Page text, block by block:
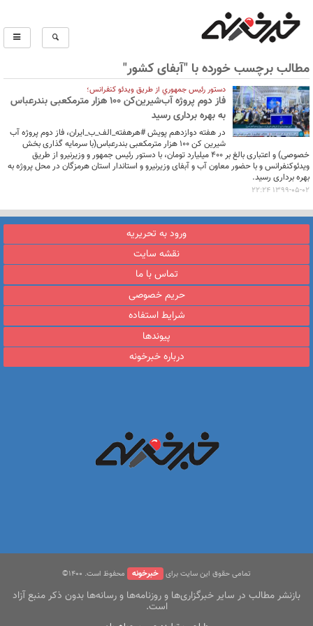
مطالب برچسب خورده با "آبفای کشور"
دستور رئيس جمهوري از طریق ویدئو کنفرانس؛
فاز دوم پروژه آب‌شیرین‌کن ۱۰۰ هزار مترمکعبی بندرعباس
به بهره برداری رسید
در هفته دوازدهم پویش #هرهفته_الف_ب_ایران، فاز دوم پروژه آب
شیرین کن 100 هزار مترمکعبی بندرعباس(با سرمایه گذاری بخش
خصوصی) و اعتباری بالغ بر 400 میلیارد تومان، با دستور رئیس جمهور و وزیرنیرو از طریق
ویدئوکنفرانس و با حضور معاون آب و آبفای وزیرنیرو و استاندار استان هرمزگان در محل پروژه به
بهره برداری رسید.
1399-05-02 22:24
ورود به تحریریه
نقشه سایت
تماس با ما
حریم خصوصی
شرایط استفاده
پیوندها
درباره خبرخونه
تمامی حقوق این سایت برای خبرخونه محفوظ است. ۱400©
بازنشر مطالب در سایر خبرگزاری‌ها و روزنامه‌ها و رسانه‌ها بدون ذکر منبع آزاد
است.